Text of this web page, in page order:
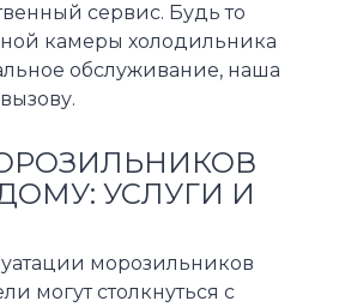
сервис. Будь то
камеры холодильника
обслуживание, наша
УСЛУГИ И
морозильников
могут столкнуться с